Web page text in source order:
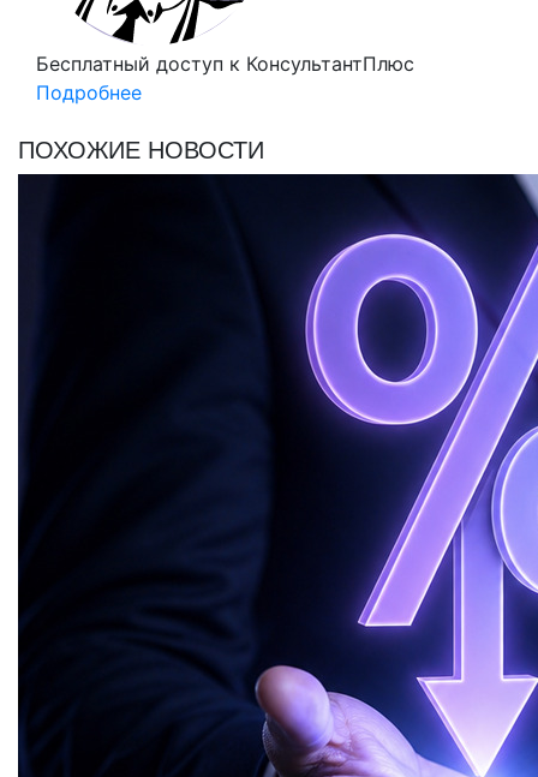
Бесплатный доступ к КонсультантПлюс
Подробнее
ПОХОЖИЕ НОВОСТИ